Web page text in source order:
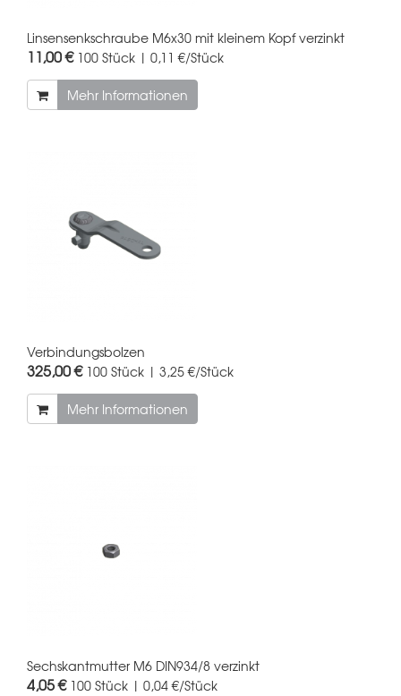
Linsensenkschraube M6x30 mit kleinem Kopf verzinkt
11,00 € 100 Stück | 0,11 €/Stück
Mehr Informationen
Verbindungsbolzen
325,00 € 100 Stück | 3,25 €/Stück
Mehr Informationen
Sechskantmutter M6 DIN934/8 verzinkt
4,05 € 100 Stück | 0,04 €/Stück